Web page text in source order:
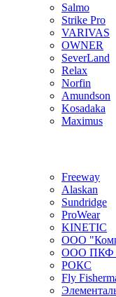
Salmo
Strike Pro
VARIVAS
OWNER
SeverLand
Relax
Norfin
Amundson
Kosadaka
Maximus
Freeway
Alaskan
Sundridge
ProWear
KINETIC
ООО
ООО ПКФ
РОКС
Fly